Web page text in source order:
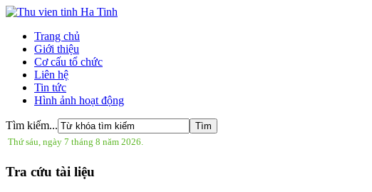
Trang chủ
Giới thiệu
Cơ cấu tổ chức
Liên hệ
Tin tức
Hình ảnh hoạt động
Tìm kiếm...
Thứ sáu, ngày 7 tháng 8 năm 2026.
Tra cứu tài liệu